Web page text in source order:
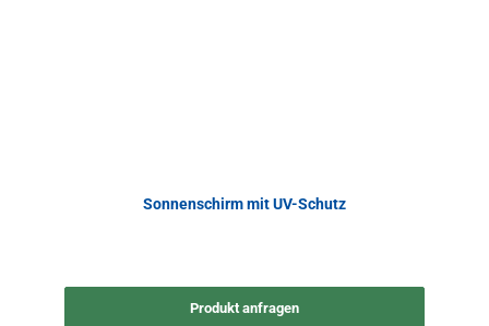
Sonnenschirm mit UV-Schutz
Produkt anfragen